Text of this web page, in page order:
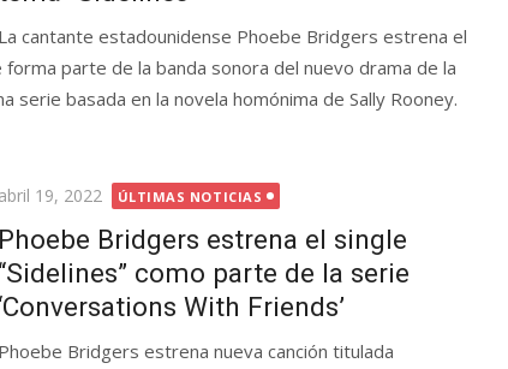
La cantante estadounidense Phoebe Bridgers estrena el
forma parte de la banda sonora del nuevo drama de la
serie basada en la novela homónima de Sally Rooney.
Publicada
abril 19, 2022 ÚLTIMAS NOTICIAS
Phoebe Bridgers estrena el single
“Sidelines” como parte de la serie
‘Conversations With Friends’
Phoebe Bridgers estrena nueva canción titulada